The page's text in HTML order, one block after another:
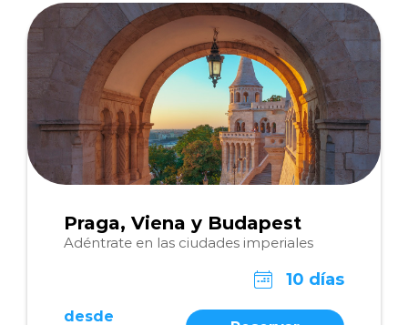
Praga, Viena y Budapest
Adéntrate en las ciudades imperiales
10 días
desde